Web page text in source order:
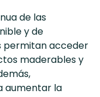
de las
y de
permitan acceder
maderables y
aumentar la